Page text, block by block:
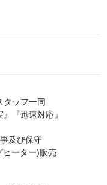
タッフ一同
『迅速対応』
及び保守
ヒーター)販売